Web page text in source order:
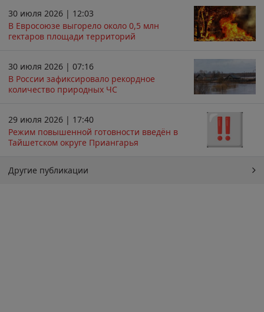
30 июля 2026 | 12:03
В Евросоюзе выгорело около 0,5 млн
гектаров площади территорий
30 июля 2026 | 07:16
В России зафиксировало рекордное
количество природных ЧС
29 июля 2026 | 17:40
Режим повышенной готовности введён в
Тайшетском округе Приангарья
Другие публикации